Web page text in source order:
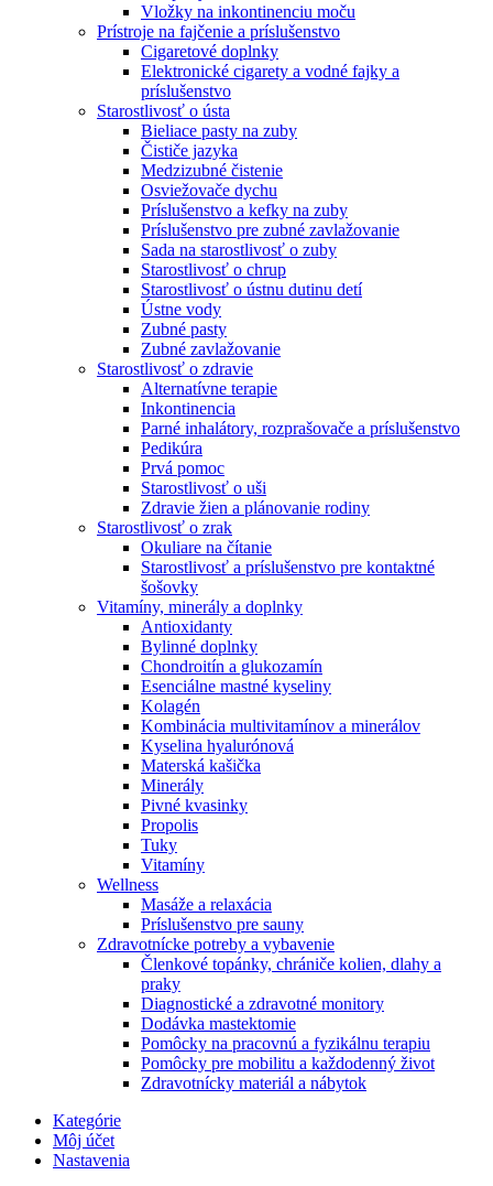
Vložky na inkontinenciu moču
Prístroje na fajčenie a príslušenstvo
Cigaretové doplnky
Elektronické cigarety a vodné fajky a
príslušenstvo
Starostlivosť o ústa
Bieliace pasty na zuby
Čističe jazyka
Medzizubné čistenie
Osviežovače dychu
Príslušenstvo a kefky na zuby
Príslušenstvo pre zubné zavlažovanie
Sada na starostlivosť o zuby
Starostlivosť o chrup
Starostlivosť o ústnu dutinu detí
Ústne vody
Zubné pasty
Zubné zavlažovanie
Starostlivosť o zdravie
Alternatívne terapie
Inkontinencia
Parné inhalátory, rozprašovače a príslušenstvo
Pedikúra
Prvá pomoc
Starostlivosť o uši
Zdravie žien a plánovanie rodiny
Starostlivosť o zrak
Okuliare na čítanie
Starostlivosť a príslušenstvo pre kontaktné
šošovky
Vitamíny, minerály a doplnky
Antioxidanty
Bylinné doplnky
Chondroitín a glukozamín
Esenciálne mastné kyseliny
Kolagén
Kombinácia multivitamínov a minerálov
Kyselina hyalurónová
Materská kašička
Minerály
Pivné kvasinky
Propolis
Tuky
Vitamíny
Wellness
Masáže a relaxácia
Príslušenstvo pre sauny
Zdravotnícke potreby a vybavenie
Členkové topánky, chrániče kolien, dlahy a
praky
Diagnostické a zdravotné monitory
Dodávka mastektomie
Pomôcky na pracovnú a fyzikálnu terapiu
Pomôcky pre mobilitu a každodenný život
Zdravotnícky materiál a nábytok
Kategórie
Môj účet
Nastavenia